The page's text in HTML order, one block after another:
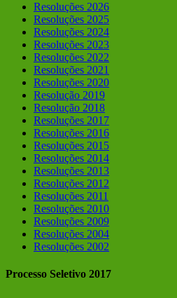
Resoluções 2026
Resoluções 2025
Resoluções 2024
Resoluções 2023
Resoluções 2022
Resoluções 2021
Resoluções 2020
Resolução 2019
Resolução 2018
Resoluções 2017
Resoluções 2016
Resoluções 2015
Resoluções 2014
Resoluções 2013
Resoluções 2012
Resoluções 2011
Resoluções 2010
Resoluções 2009
Resoluções 2004
Resoluções 2002
Processo Seletivo 2017